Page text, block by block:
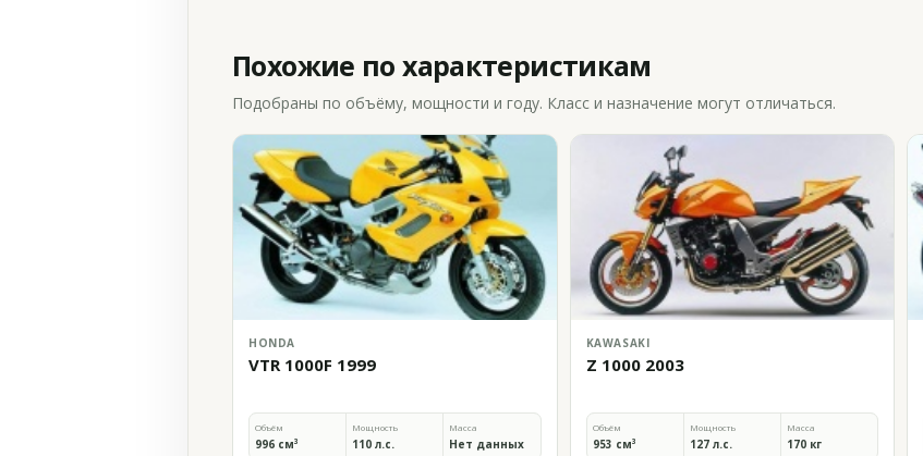
Похожие по характеристикам
Подобраны по объёму, мощности и году. Класс и назначение могут отличаться.
HONDA
VTR 1000F 1999
Объём
996 см³
Мощность
110 л.с.
Масса
Нет данных
KAWASAKI
Z 1000 2003
Объём
953 см³
Мощность
127 л.с.
Масса
170 кг